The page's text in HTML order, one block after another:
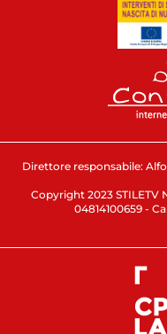
Direttore responsabile:
Copyright 2023 STILETV
04814100659 -